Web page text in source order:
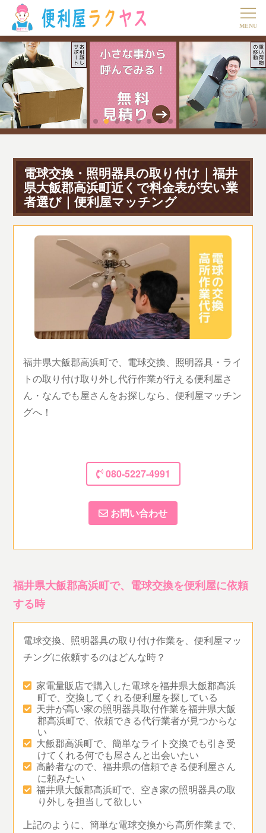
電球交換・照明器具の取り付け｜福井
県大飯郡高浜町近くで料金表が安い業
者選び｜便利屋マッチング
福井県大飯郡高浜町で、電球交換、照明器具・ライ
トの取り付け取り外し代行作業が行える便利屋さ
ん・なんでも屋さんをお探しなら、便利屋マッチン
グへ！
080-5227-4991
お問い合わせ
福井県大飯郡高浜町で、電球交換を便利屋に依頼
する時
電球交換、照明器具の取り付け作業を、便利屋マッ
チングに依頼するのはどんな時？
家電量販店で購入した電球を福井県大飯郡高浜
町で、交換してくれる便利屋を探している
天井が高い家の照明器具取付作業を福井県大飯
郡高浜町で、依頼できる代行業者が見つからな
い
大飯郡高浜町で、簡単なライト交換でも引き受
けてくれる何でも屋さんと出会いたい
高齢者なので、福井県の信頼できる便利屋さん
に頼みたい
福井県大飯郡高浜町で、空き家の照明器具の取
り外しを担当して欲しい
上記のように、簡単な電球交換から高所作業まで、